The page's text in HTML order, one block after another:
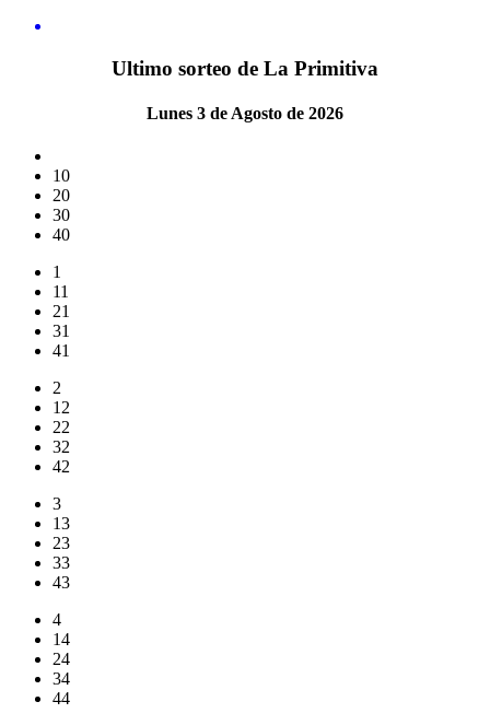
Ultimo sorteo de La Primitiva
Lunes 3 de Agosto de 2026
10
20
30
40
1
11
21
31
41
2
12
22
32
42
3
13
23
33
43
4
14
24
34
44